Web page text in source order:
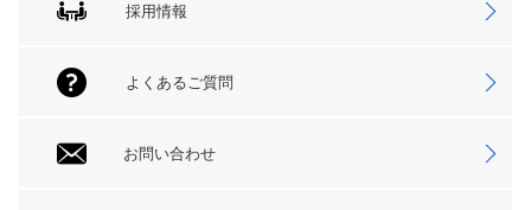
採用情報
よくあるご質問
お問い合わせ